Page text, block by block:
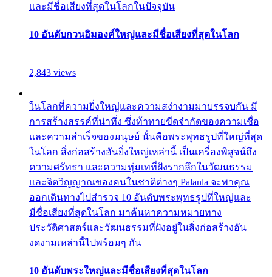
และมีชื่อเสียงที่สุดในโลกในปัจจุบัน
10 อันดับกวนอิมองค์ใหญ่และมีชื่อเสียงที่สุดในโลก
2,843 views
ในโลกที่ความยิ่งใหญ่และความสง่างามมาบรรจบกัน มี
การสร้างสรรค์ที่น่าทึ่ง ซึ่งท้าทายขีดจำกัดของความเชื่อ
และความสำเร็จของมนุษย์ นั่นคือพระพุทธรูปที่ใหญ่ที่สุด
ในโลก สิ่งก่อสร้างอันยิ่งใหญ่เหล่านี้ เป็นเครื่องพิสูจน์ถึง
ความศรัทธา และความทุ่มเทที่ฝังรากลึกในวัฒนธรรม
และจิตวิญญาณของคนในชาติต่างๆ Palanla จะพาคุณ
ออกเดินทางไปสำรวจ 10 อันดับพระพุทธรูปที่ใหญ่และ
มีชื่อเสียงที่สุดในโลก มาค้นหาความหมายทาง
ประวัติศาสตร์และวัฒนธรรมที่ฝังอยู่ในสิ่งก่อสร้างอัน
งดงามเหล่านี้ไปพร้อมๆ กัน
10 อันดับพระใหญ่และมีชื่อเสียงที่สุดในโลก